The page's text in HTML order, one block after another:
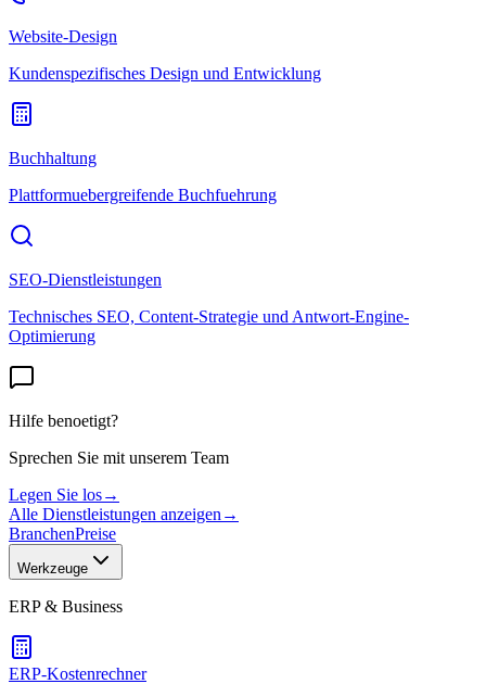
Website-Design
Kundenspezifisches Design und Entwicklung
Buchhaltung
Plattformuebergreifende Buchfuehrung
SEO-Dienstleistungen
Technisches SEO, Content-Strategie und Antwort-Engine-
Optimierung
Hilfe benoetigt?
Sprechen Sie mit unserem Team
Legen Sie los→
Alle Dienstleistungen anzeigen →
BranchenPreise
Werkzeuge
ERP & Business
ERP-Kostenrechner